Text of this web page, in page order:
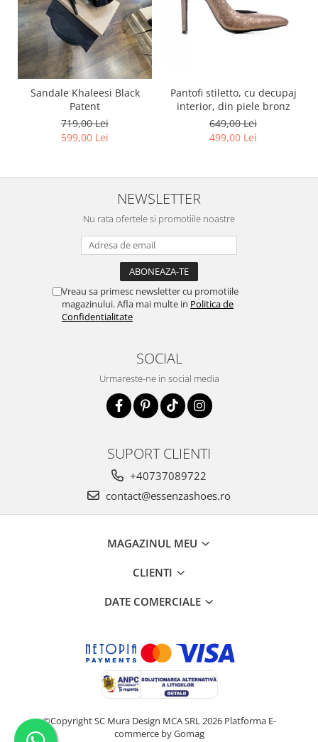
Sandale Khaleesi Black
Patent
719,00 Lei
599,00 Lei
Pantofi stiletto, cu decupaj
interior, din piele bronz
649,00 Lei
499,00 Lei
NEWSLETTER
Nu rata ofertele si promotiile noastre
Vreau sa primesc newsletter cu promotiile
magazinului. Afla mai multe in Politica de
Confidentialitate
SOCIAL
Urmareste-ne in social media
SUPORT CLIENTI
+40737089722
contact@essenzashoes.ro
MAGAZINUL MEU
CLIENTI
DATE COMERCIALE
©Copyright SC Mura Design MCA SRL 2026 Platforma E-
commerce by Gomag